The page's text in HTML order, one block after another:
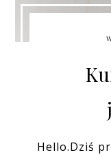
Hello.Dziś